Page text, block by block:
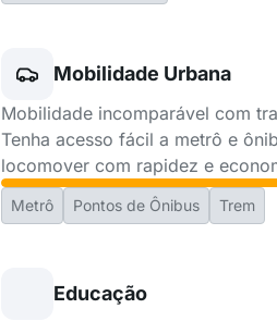
Mobilidade Urbana
Mobilidade incomparável com
Tenha acesso fácil a metrô e
locomover com rapidez e
Metrô Pontos de Ônibus Trem
Educação